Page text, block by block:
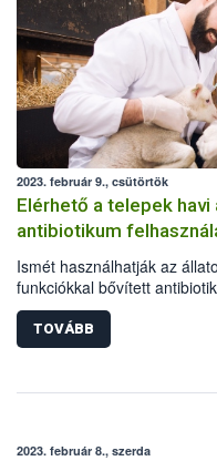
2023. február 9., csütörtök
Elérhető a telepek
antibiotikum
Ismét használhatják az
funkciókkal bővített
antibiotikum-hatóanyagú
hamarosan, a fejlesztés
éves jelentésüket.
TOVÁBB
2023. február 8., szerda